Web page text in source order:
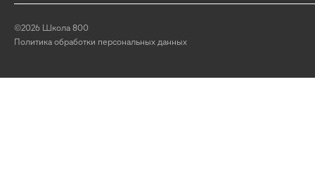
©2026 Школа 800
Политика обработки персональных данных